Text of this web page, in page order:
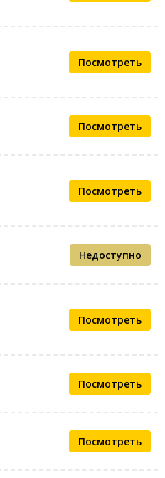
Посмотреть
Посмотреть
Посмотреть
Недоступно
Посмотреть
Посмотреть
Посмотреть